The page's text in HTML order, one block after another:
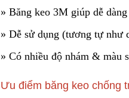
» Băng keo 3M giúp dễ
» Dễ sử dụng (tương tự như
» Có nhiều độ nhám & màu
Ưu điểm băng keo chống